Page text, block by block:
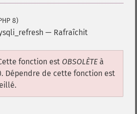
8)
— Rafraîchit
fonction est OBSOLÈTEà
Dépendre de cette fonction est